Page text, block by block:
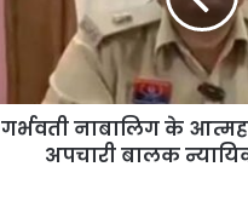
गर्भवती नाबालिग के
अपचारी बालक